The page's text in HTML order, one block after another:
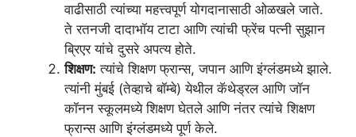
वाढीसाठी त्यांच्या महत्त्वपूर्ण योगदानासाठी ओळखले जाते.
ते रतनजी दादाभॉय टाटा आणि त्यांची फ्रेंच पत्नी सुझान
ब्रिएर यांचे दुसरे अपत्य होते.
शिक्षण: त्यांचे शिक्षण फ्रान्स, जपान आणि इंग्लंडमध्ये झाले.
त्यांनी मुंबई (तेव्हाचे बॉम्बे) येथील कॅथेड्रल आणि जॉन
कॉनन स्कूलमध्ये शिक्षण घेतले आणि नंतर त्यांचे शिक्षण
फ्रान्स आणि इंग्लंडमध्ये पूर्ण केले.